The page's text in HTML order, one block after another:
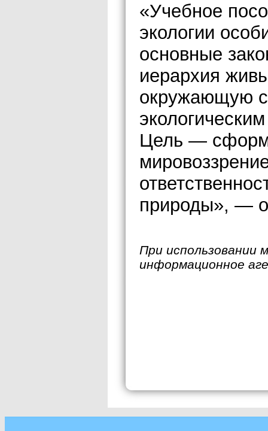
«Учебное
экологии
основные
иерархия
окружающую
Цель —
природы», —
При использовании
информационное